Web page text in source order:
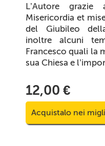
L’Autore grazie
Misericordia et
del Giubileo
inoltre alcuni
Francesco quali la
sua Chiesa e
12,00 €
Acquistalo nei